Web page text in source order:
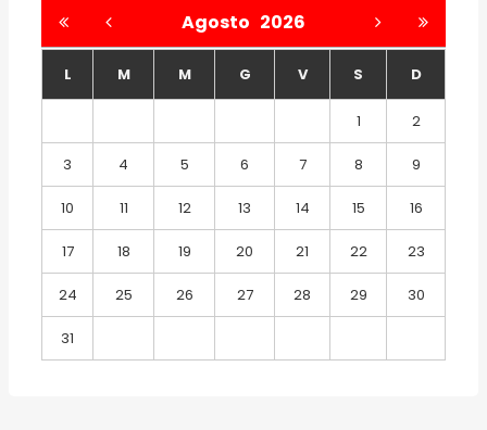
Agosto 2026
L M M G V S D
1 2
3 4 5 6 7 8 9
10 11 12 13 14 15 16
17 18 19 20 21 22 23
24 25 26 27 28 29 30
31